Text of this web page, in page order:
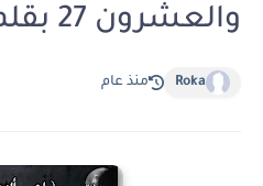
والعشرون 27 بقلم شمس محمد
Roka منذ عام